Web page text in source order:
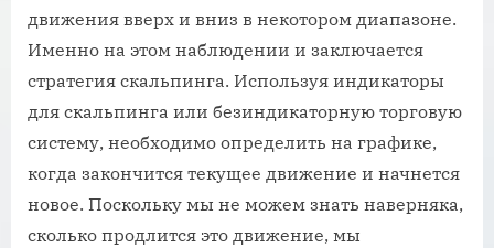
движения вверх и вниз в некотором диапазоне.
Именно на этом наблюдении и заключается
стратегия скальпинга. Используя индикаторы
для скальпинга или безиндикаторную торговую
систему, необходимо определить на графике,
когда закончится текущее движение и начнется
новое. Поскольку мы не можем знать наверняка,
сколько продлится это движение, мы